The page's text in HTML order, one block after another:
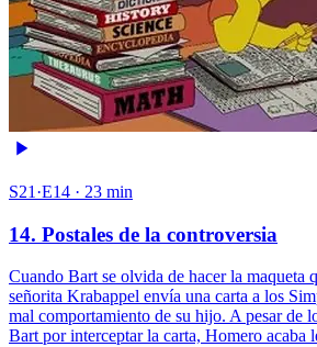
S21·E14 · 23 min
14. Postales de la controversia
Cuando Bart se olvida de hacer la maqueta
señorita Krabappel envía una carta a los
mal comportamiento de su hijo. A pesar de
Bart por interceptar la carta, Homero acaba